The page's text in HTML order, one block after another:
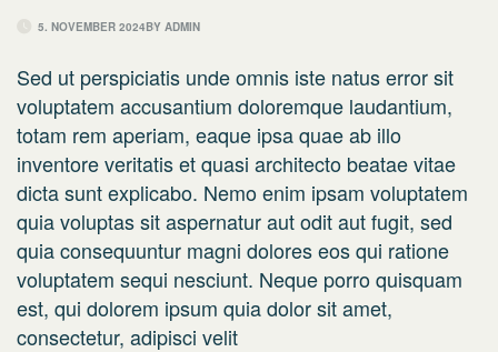
5. NOVEMBER 2024BY ADMIN
Sed ut perspiciatis unde omnis iste natus error sit
voluptatem accusantium doloremque laudantium,
totam rem aperiam, eaque ipsa quae ab illo
inventore veritatis et quasi architecto beatae vitae
dicta sunt explicabo. Nemo enim ipsam voluptatem
quia voluptas sit aspernatur aut odit aut fugit, sed
quia consequuntur magni dolores eos qui ratione
voluptatem sequi nesciunt. Neque porro quisquam
est, qui dolorem ipsum quia dolor sit amet,
consectetur, adipisci velit